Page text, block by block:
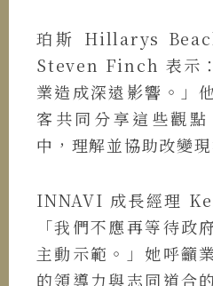
珀斯 Hillarys
Steven Finch 表示
業造成深遠影響。」
客共同分享這些觀
中，理解並協助改變現
INNAVI 成長經理
「我們不應再等待政
主動示範。」她呼籲
的領導力與志同道合